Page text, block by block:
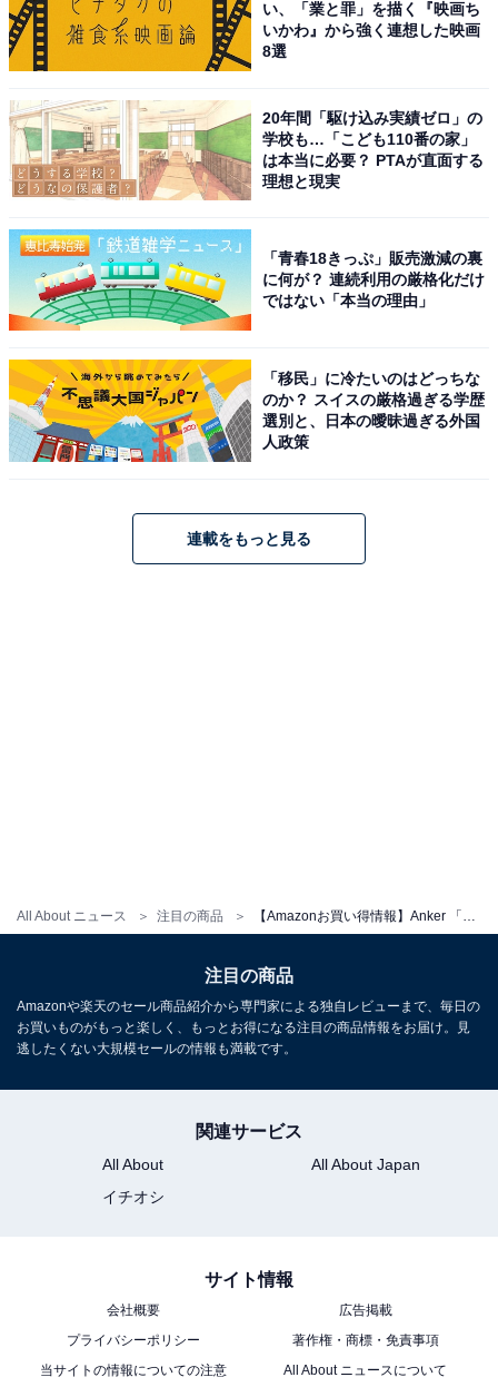
All About ニュース 注目の商品
Anker Charger (20W, 2-Port) with USB-C ＆ USB-C ケ
Amazonで見る
Amazonで見る
Anker Nano Charger (70W, 3 Ports) ブラック
Anker 「A2669」
い、「業と罪」を描く『映画ち
いかわ』から強く連想した映画
8選
20年間「駆け込み実績ゼロ」の
学校も…「こども110番の家」
は本当に必要？ PTAが直面する
理想と現実
「青春18きっぷ」販売激減の裏
に何が？ 連続利用の厳格化だけ
ではない「本当の理由」
「移民」に冷たいのはどっちな
のか？ スイスの厳格過ぎる学歴
選別と、日本の曖昧過ぎる外国
人政策
連載をもっと見る
注目の商品
Amazonや楽天のセール商品紹介から専門家による独自レビューまで、毎日の
お買いものがもっと楽しく、もっとお得になる注目の商品情報をお届け。見
逃したくない大規模セールの情報も満載です。
関連サービス
All About
All About Japan
イチオシ
サイト情報
会社概要
広告掲載
プライバシーポリシー
著作権・商標・免責事項
当サイトの情報についての注意
All About ニュースについて